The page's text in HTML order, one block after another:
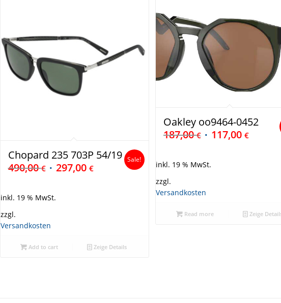
Chopard 235 703P 54/19
490,00€ 297,00 €
Sale!
inkl. 19 % MwSt.
zzgl.
Versandkosten
Add to cart Zeige Details
Oakley oo9464-0452
187,00€ 117,00€
inkl. 19 % MwSt.
zzgl.
Versandkosten
Read more Zeige